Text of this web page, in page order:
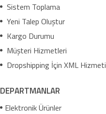
Sistem Toplama
Yeni Talep Oluştur
Kargo Durumu
Müşteri Hizmetleri
Dropshipping İçin XML Hizmeti
DEPARTMANLAR
Elektronik Ürünler